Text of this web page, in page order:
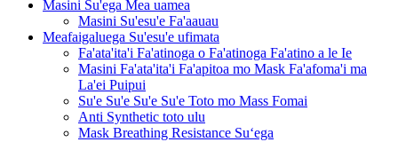
Masini Su'ega Mea uamea
Masini Su'esu'e Fa'aauau
Meafaigaluega Su'esu'e ufimata
Fa'ata'ita'i Fa'atinoga o Fa'atinoga Fa'atino a le Ie
Masini Fa'ata'ita'i Fa'apitoa mo Mask Fa'afoma'i ma
La'ei Puipui
Su'e Su'e Su'e Su'e Toto mo Mass Fomai
Anti Synthetic toto ulu
Mask Breathing Resistance Suʻega